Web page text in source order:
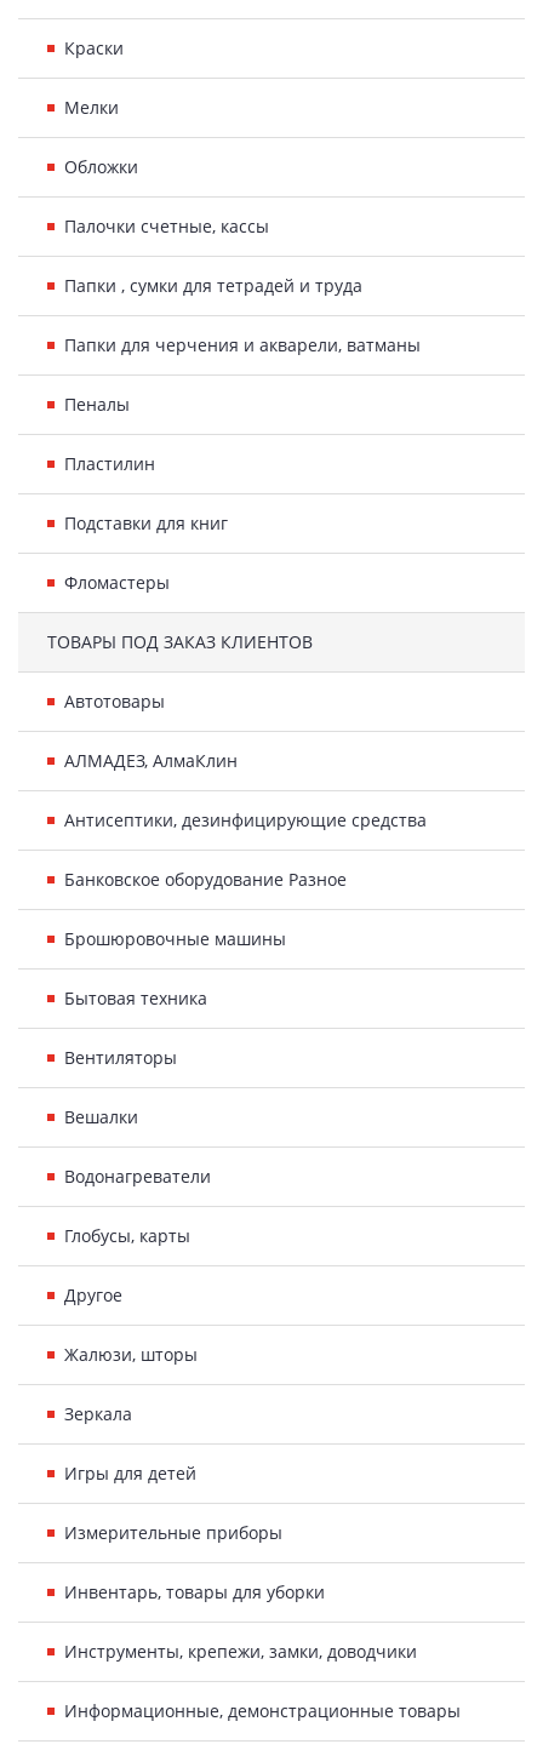
Краски
Мелки
Обложки
Палочки счетные, кассы
Папки , сумки для тетрадей и труда
Папки для черчения и акварели, ватманы
Пеналы
Пластилин
Подставки для книг
Фломастеры
ТОВАРЫ ПОД ЗАКАЗ КЛИЕНТОВ
Автотовары
АЛМАДЕЗ, АлмаКлин
Антисептики, дезинфицирующие средства
Банковское оборудование Разное
Брошюровочные машины
Бытовая техника
Вентиляторы
Вешалки
Водонагреватели
Глобусы, карты
Другое
Жалюзи, шторы
Зеркала
Игры для детей
Измерительные приборы
Инвентарь, товары для уборки
Инструменты, крепежи, замки, доводчики
Информационные, демонстрационные товары